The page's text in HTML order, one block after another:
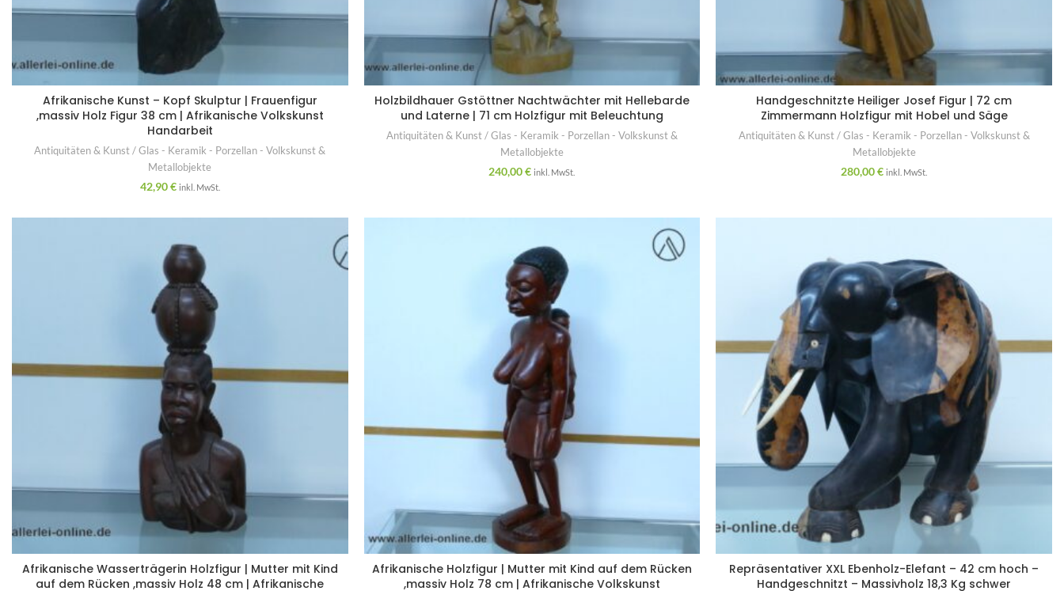
Afrikanische Kunst – Kopf Skulptur | Frauenfigur
,massiv Holz Figur 38 cm | Afrikanische Volkskunst
Handarbeit
Antiquitäten & Kunst / Glas - Keramik - Porzellan - Volkskunst &
Metallobjekte
42,90€ inkl. MwSt.
Holzbildhauer Gstöttner Nachtwächter mit Hellebarde
und Laterne | 71 cm Holzfigur mit Beleuchtung
Antiquitäten & Kunst / Glas - Keramik - Porzellan - Volkskunst &
Metallobjekte
240,00€ inkl. MwSt.
Handgeschnitzte Heiliger Josef Figur | 72 cm
Zimmermann Holzfigur mit Hobel und Säge
Antiquitäten & Kunst / Glas - Keramik - Porzellan - Volkskunst &
Metallobjekte
280,00€ inkl. MwSt.
Afrikanische Wasserträgerin Holzfigur | Mutter mit Kind
auf dem Rücken ,massiv Holz 48 cm | Afrikanische
Afrikanische Holzfigur | Mutter mit Kind auf dem Rücken
,massiv Holz 78 cm | Afrikanische Volkskunst
Repräsentativer XXL Ebenholz-Elefant – 42 cm hoch –
Handgeschnitzt – Massivholz 18,3 Kg schwer